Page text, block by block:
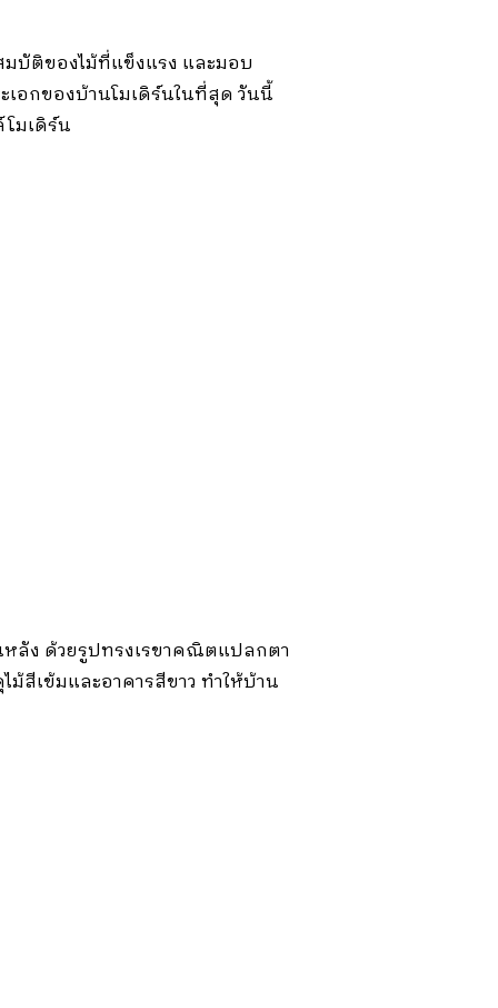
มบัติของไม้ที่แข็งแรง และมอบ
อกของบ้านโมเดิร์นในที่สุด วันนี้
มเดิร์น
ลัง ด้วยรูปทรงเรขาคณิตแปลกตา
สีเข้มและอาคารสีขาว ทำให้บ้าน